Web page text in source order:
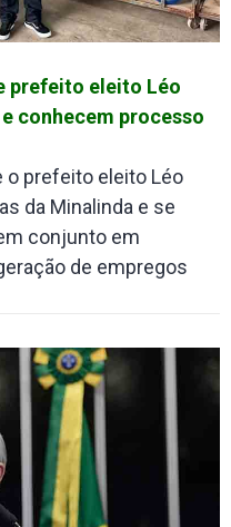
prefeito eleito Léo
conhecem processo
o prefeito eleito Léo
da Minalinda e se
conjunto em
de empregos